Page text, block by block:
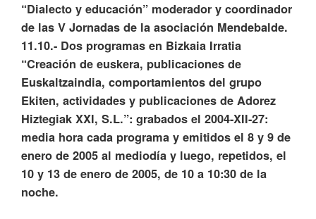
“Dialecto y educación” moderador y coordinador
de las V Jornadas de la asociación Mendebalde.
11.10.- Dos programas en Bizkaia Irratia
“Creación de euskera, publicaciones de
Euskaltzaindia, comportamientos del grupo
Ekiten, actividades y publicaciones de Adorez
Hiztegiak XXI, S.L.”: grabados el 2004-XII-27:
media hora cada programa y emitidos el 8 y 9 de
enero de 2005 al mediodía y luego, repetidos, el
10 y 13 de enero de 2005, de 10 a 10:30 de la
noche.